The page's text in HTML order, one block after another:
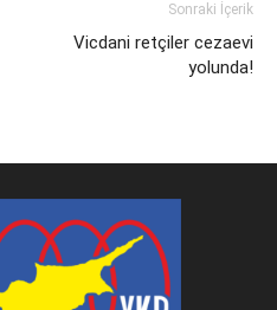
Sonraki İçerik
Vicdani retçiler cezaevi
yolunda!